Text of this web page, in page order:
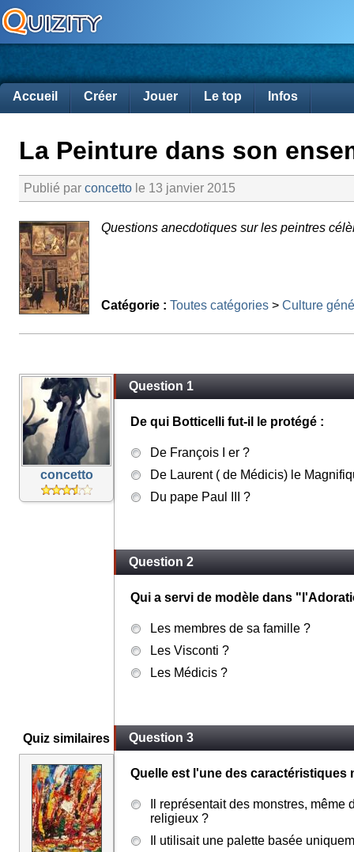
Accueil Créer Jouer Le top Infos
La Peinture dans son
Publié par concetto le 13 janvier 2015
Questions anecdotiques sur les peintres
Catégorie : Toutes catégories > Culture
concetto
Quiz similaires
Question 1
De qui Botticelli fut-il le protégé :
De François I er ?
De Laurent ( de Médicis) le
Du pape Paul III ?
Question 2
Qui a servi de modèle dans
Les membres de sa famille ?
Les Visconti ?
Les Médicis ?
Question 3
Quelle est l'une des caractéristiques
Il représentait des monstres, même
religieux ?
Il utilisait une palette basée